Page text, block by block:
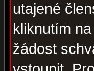
utajené
kliknutím
žádost